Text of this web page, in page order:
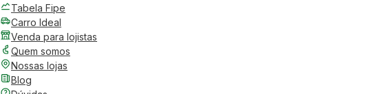
Tabela Fipe
Carro Ideal
Venda para lojistas
Quem somos
Nossas lojas
Blog